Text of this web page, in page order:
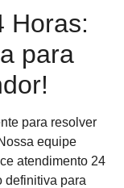
Horas:
para
para resolver
equipe
atendimento 24
definitiva para